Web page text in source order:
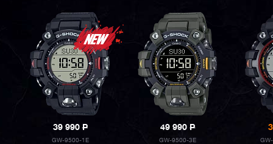
39 990P
GW-9500-1E
49 990P
GW-9500-3E